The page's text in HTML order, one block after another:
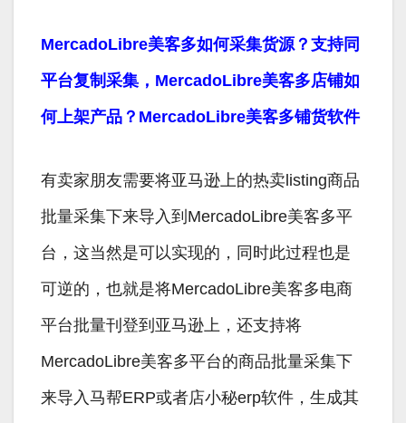
MercadoLibre美客多如何采集货源？支持同
平台复制采集，MercadoLibre美客多店铺如
何上架产品？MercadoLibre美客多铺货软件
有卖家朋友需要将亚马逊上的热卖listing商品
批量采集下来导入到MercadoLibre美客多平
台，这当然是可以实现的，同时此过程也是
可逆的，也就是将MercadoLibre美客多电商
平台批量刊登到亚马逊上，还支持将
MercadoLibre美客多平台的商品批量采集下
来导入马帮ERP或者店小秘erp软件，生成其